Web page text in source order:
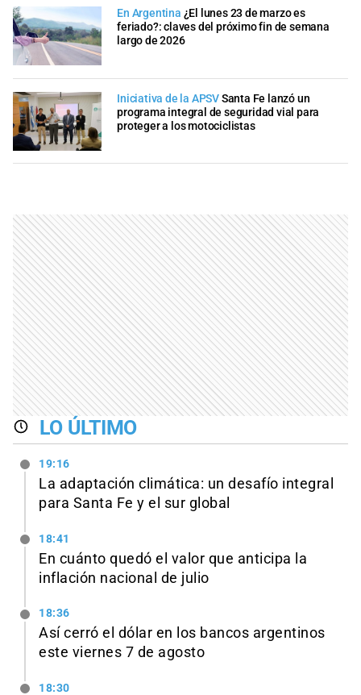
En Argentina ¿El lunes 23 de marzo es
feriado?: claves del próximo fin de semana
largo de 2026
Iniciativa de la APSVSanta Fe lanzó un
programa integral de seguridad vial para
proteger a los motociclistas
LO ÚLTIMO
19:16
La adaptación climática: un desafío integral
para Santa Fe y el sur global
18:41
En cuánto quedó el valor que anticipa la
inflación nacional de julio
18:36
Así cerró el dólar en los bancos argentinos
este viernes 7 de agosto
18:30